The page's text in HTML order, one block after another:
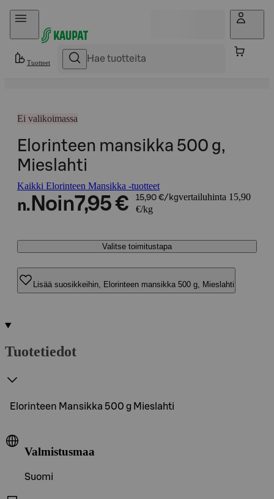
Hyppää sisältöön
Tuotteet
Ei valikoimassa
Elorinteen mansikka 500 g,
Mieslahti
Kaikki Elorinteen Mansikka -tuotteet
n. Noin7,95 € 15,90 €/kgvertailuhinta 15,90
€/kg
Valitse toimitustapa
Lisää suosikkeihin, Elorinteen mansikka 500 g, Mieslahti
Tuotetiedot
Elorinteen Mansikka 500 g Mieslahti
Valmistusmaa
Suomi